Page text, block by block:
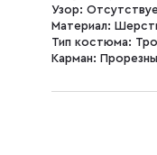
Узор:
Материал:
Тип костюма:
Карман: